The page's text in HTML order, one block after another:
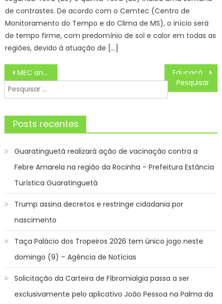
de contrastes. De acordo com o Cemtec (Centro de
Monitoramento do Tempo e do Clima de MS), o início será
de tempo firme, com predomínio de sol e calor em todas as
regiões, devido à atuação de […]
Navegação
de
Post
MEC anuncia aumento de vagas nos campi dos Institutos Federais – IFSP
Pesquisar
por:
Posts recentes
Guaratinguetá realizará ação de vacinação contra a
Febre Amarela na região da Rocinha – Prefeitura Estância
Turística Guaratinguetá
Trump assina decretos e restringe cidadania por
nascimento
Taça Palácio dos Tropeiros 2026 tem único jogo neste
domingo (9) – Agência de Notícias
Solicitação da Carteira de Fibromialgia passa a ser
exclusivamente pelo aplicativo João Pessoa na Palma da